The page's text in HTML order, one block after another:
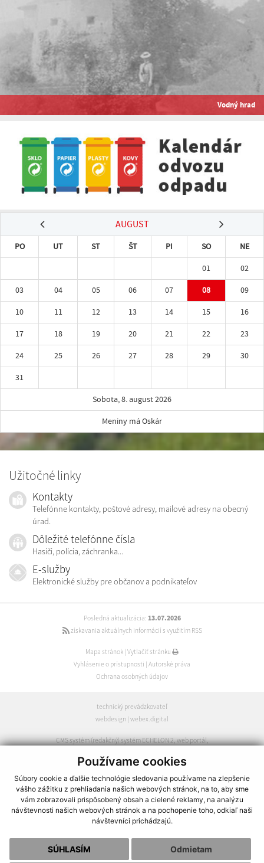
Používame cookies
Súbory cookie a ďalšie technológie sledovania používame na zlepšenie
vášho zážitku z prehliadania našich webových stránok, na to, aby sme
vám zobrazovali prispôsobený obsah a cielené reklamy, na analýzu
návštevnosti našich webových stránok a na pochopenie toho, odkiaľ naši
návštevníci prichádzajú.
SÚHLASÍM Odmietam
Vodný hrad
AUGUST
PO UT ST ŠT PI SO
NE
01
02
03
04 05 06 07 08
09
10
11 12 13 14 15
16
17
18 19 20 21 22
23
24
25 26 27 28 29
30
31
Sobota, 8. august 2026
Meniny má Oskár
Užitočné linky
Kontakty
Telefónne kontakty, poštové adresy, mailové adresy na obecný
úrad.
Dôležité telefónne čísla
Hasiči, polícia, záchranka...
E-služby
Elektronické služby pre občanov a podnikateľov
Posledná aktualizácia: 13.07.2026
získavania aktuálnych informácií s využitím RSS
Mapa stránok Vytlačiť stránku
Vyhlásenie o prístupnosti Autorské práva
Ochrana osobných údajov
technický prevádzkovateľ
webdesign webex.digital
CMS systém (redakčný) systém ECHELON 2,web portál,
spoločnosť webex.digital